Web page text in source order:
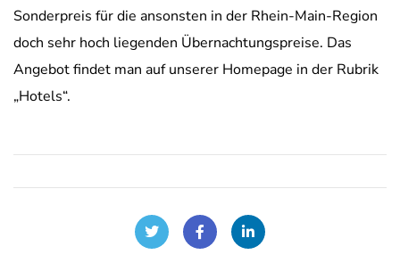
Sonderpreis für die ansonsten in der Rhein-Main-Region
doch sehr hoch liegenden Übernachtungspreise. Das
Angebot findet man auf unserer Homepage in der Rubrik
„Hotels“.